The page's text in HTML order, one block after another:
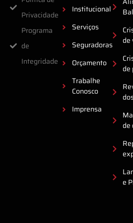
Privacidade
Programa
de
Integridade
Institucional
Serviços
Seguradoras
Orçamento
Trabalhe
Conosco
Imprensa
de
de
de
e